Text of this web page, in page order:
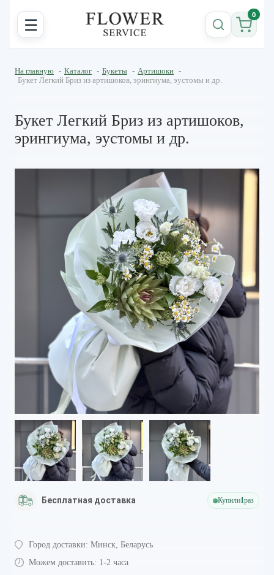
☰ 0
На главную - Каталог - Букеты - Артишоки -
Букет Легкий Бриз из артишоков, эрингиума, эустомы и др.
Букет Легкий Бриз из артишоков,
эрингиума, эустомы и др.
Бесплатная доставка Купили1раз
Город доставки: Минск, Беларусь
Можем доставить: 1-2 часа